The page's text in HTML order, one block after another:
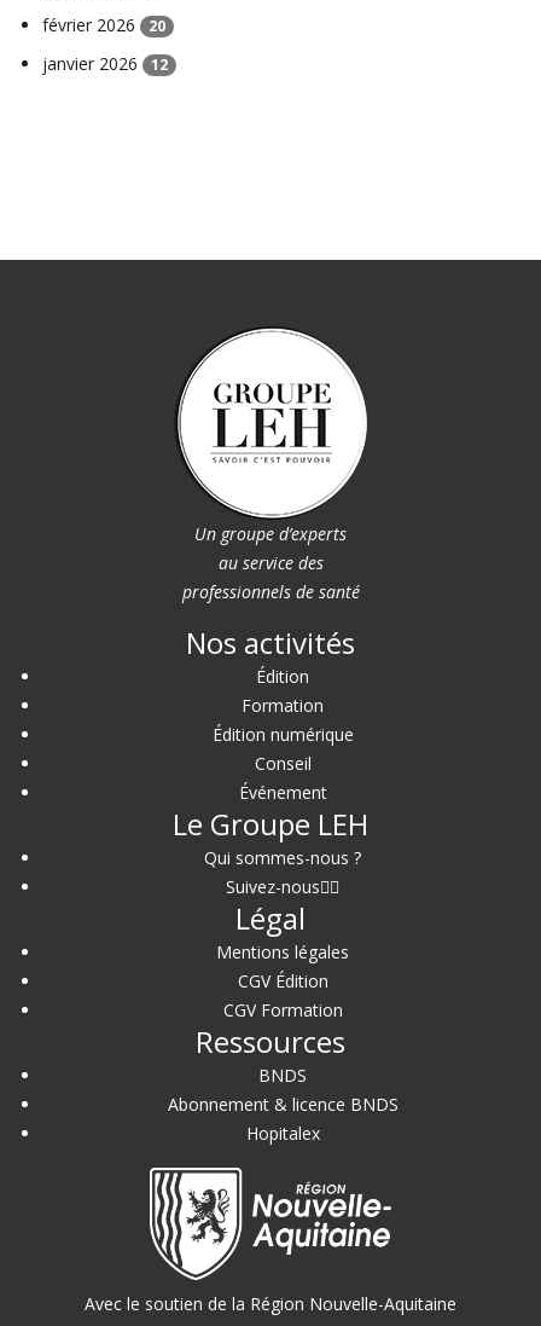
février 2026 20
janvier 2026 12
Un groupe d’experts
au service des
professionnels de santé
Nos activités
Édition
Formation
Édition numérique
Conseil
Événement
Le Groupe LEH
Qui sommes-nous ?
Suivez-nous
Légal
Mentions légales
CGV Édition
CGV Formation
Ressources
BNDS
Abonnement & licence BNDS
Hopitalex
Avec le soutien de la Région Nouvelle-Aquitaine